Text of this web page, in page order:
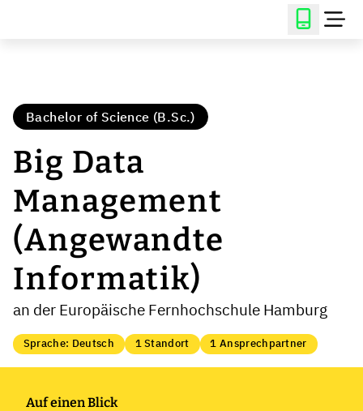
Bachelor of Science (B.Sc.)
Big Data
Management
(Angewandte
Informatik)
an der Europäische Fernhochschule Hamburg
Sprache: Deutsch 1 Standort 1 Ansprechpartner
Auf einen Blick